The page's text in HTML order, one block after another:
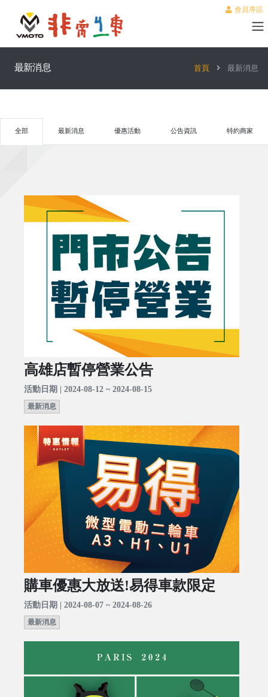
會員專區
最新消息 首頁 最新消息
全部 最新消息 優惠活動 公告資訊 特約商家
高雄店暫停營業公告
活動日期 | 2024-08-12 ~ 2024-08-15
最新消息
購車優惠大放送!易得車款限定
活動日期 | 2024-08-07 ~ 2024-08-26
最新消息